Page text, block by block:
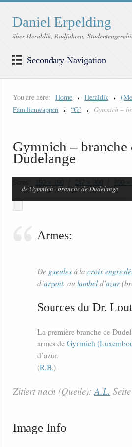
Daniel Erpelding
über Heraldik, Radfahren,
Secondary Navigation
You are here: Home Heraldik
Familienwappen
“G” Gymnich –
Gymnich – branche
Dudelange
150 × 150 247 × 300 700 ×
de Gymnich - branche de Dudelange
Armes:
De gueulesà la croix
d’argent, au lambeld’azur
Sources du Dr.
La première branche de
armes de Gymnich
d’azur.
(R.B.)
Zitiert nach (Quelle):A.L.
Image Info